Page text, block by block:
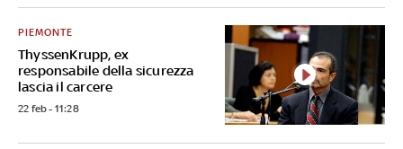
ThyssenKrupp, ex
responsabile della sicurezza
lascia il carcere
PIEMONTE
22 feb - 11:28